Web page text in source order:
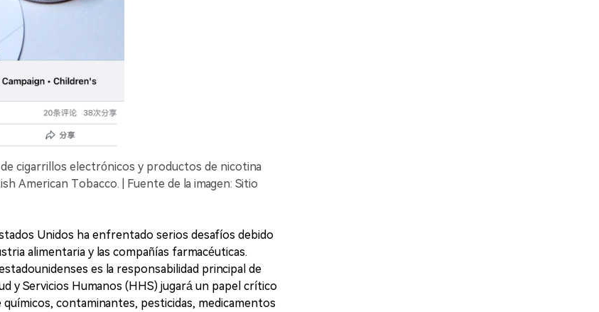
cigarrillos electrónicos y productos de nicotina
American Tobacco. | Fuente de la imagen: Sitio
Unidos ha enfrentado serios desafíos debido
alimentaria y las compañías farmacéuticas.
es la responsabilidad principal de
y Servicios Humanos (HHS) jugará un papel crítico
contaminantes, pesticidas, medicamentos